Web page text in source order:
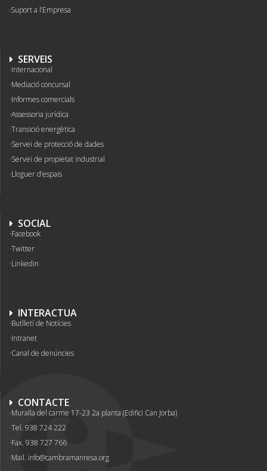
Suport a l’Empresa
SERVEIS
Internacional
Mediació concursal
Informes comercials
Assessoria jurídica
Transició energètica
Servei de protecció de dades
Servei de propietat industrial
Lloguer d’espais
SOCIAL
Facebook
Twitter
Linkedin
INTERACTUA
Butlletí de Notícies
Intranet
Canal de denúncies
CONTACTE
Muralla del carme 17-23 2a planta (Edifici Can Jorba)
Tel. 938 724 222
Fax. 938 727 766
Mail. info@cambramanresa.org